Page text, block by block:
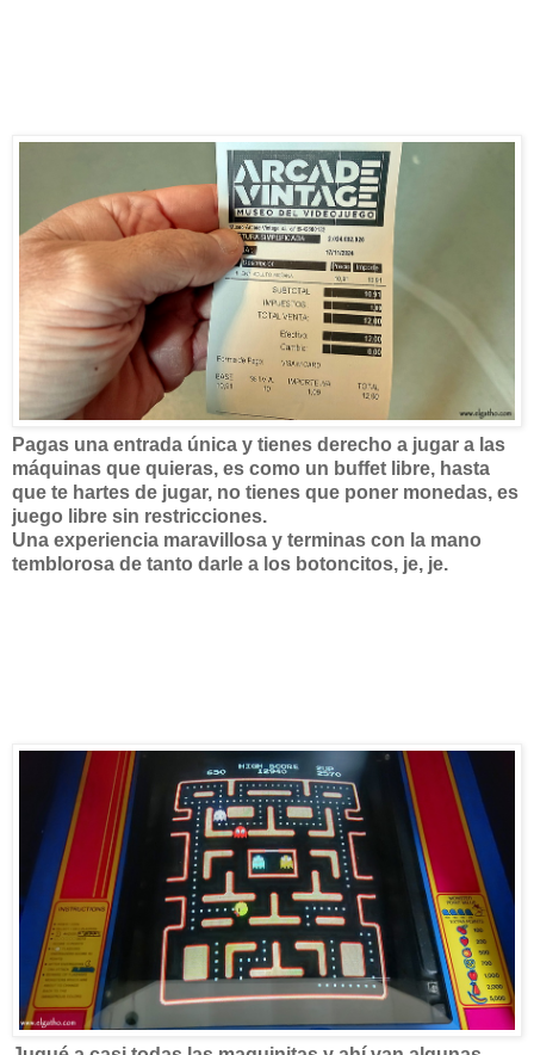
Pagas una entrada única y tienes derecho a jugar a las
máquinas que quieras, es como un buffet libre, hasta
que te hartes de jugar, no tienes que poner monedas, es
juego libre sin restricciones.
Una experiencia maravillosa y terminas con la mano
temblorosa de tanto darle a los botoncitos, je, je.